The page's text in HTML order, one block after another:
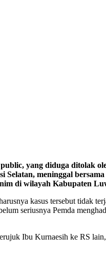
yang diduga ditolak
meninggal
di wilayah Kabupaten
kasus tersebut tidak
seriusnya Pemda
Ibu Kurnaesih ke RS